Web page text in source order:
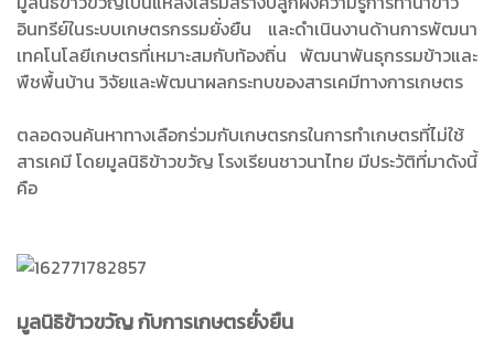
อินทรีย์ในระบบเกษตรกรรมยั่งยืน และดำเนินงานด้านการพัฒนา
เทคโนโลยีเกษตรที่เหมาะสมกับท้องถิ่น พัฒนาพันธุกรรมข้าวและ
พืชพื้นบ้าน วิจัยและพัฒนาผลกระทบของสารเคมีทางการเกษตร
ตลอดจนค้นหาทางเลือกร่วมกับเกษตรกรในการทำเกษตรที่ไม่ใช้
สารเคมี โดยมูลนิธิข้าวขวัญ โรงเรียนชาวนาไทย มีประวัติที่มาดังนี้
คือ
มูลนิธิข้าวขวัญ กับการเกษตรยั่งยืน